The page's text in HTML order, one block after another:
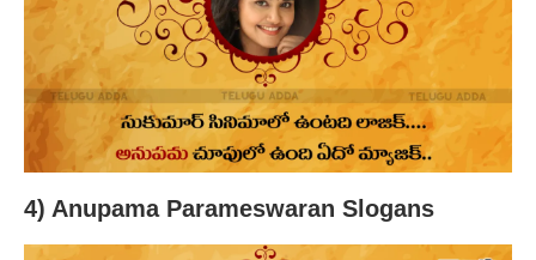
4) Anupama Parameswaran Slogans